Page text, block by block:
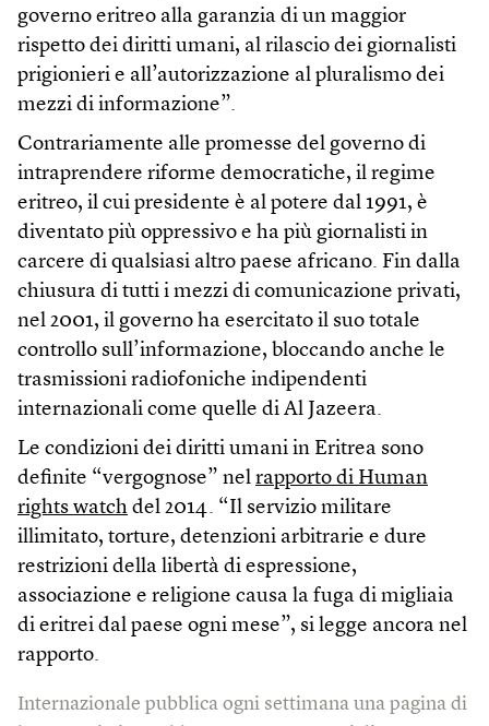
governo eritreo alla garanzia di un maggior
rispetto dei diritti umani, al rilascio dei giornalisti
prigionieri e all’autorizzazione al pluralismo dei
mezzi di informazione”.
Contrariamente alle promesse del governo di
intraprendere riforme democratiche, il regime
eritreo, il cui presidente è al potere dal 1991, è
diventato più oppressivo e ha più giornalisti in
carcere di qualsiasi altro paese africano. Fin dalla
chiusura di tutti i mezzi di comunicazione privati,
nel 2001, il governo ha esercitato il suo totale
controllo sull’informazione, bloccando anche le
trasmissioni radiofoniche indipendenti
internazionali come quelle di Al Jazeera.
Le condizioni dei diritti umani in Eritrea sono
definite “vergognose” nel rapporto di Human
rights watch del 2014. “Il servizio militare
illimitato, torture, detenzioni arbitrarie e dure
restrizioni della libertà di espressione,
associazione e religione causa la fuga di migliaia
di eritrei dal paese ogni mese”, si legge ancora nel
rapporto.
Internazionale pubblica ogni settimana una pagina di